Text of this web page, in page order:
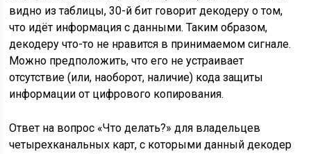
видно из таблицы, 30-й бит говорит декодеру о том,
что идёт информация с данными. Таким образом,
декодеру что-то не нравится в принимаемом сигнале.
Можно предположить, что его не устраивает
отсутствие (или, наоборот, наличие) кода защиты
информации от цифрового копирования.
Ответ на вопрос «Что делать?» для владельцев
четырехканальных карт, с которыми данный декодер